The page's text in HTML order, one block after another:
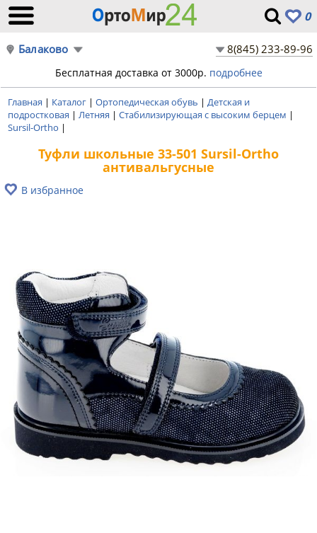
0
Балаково 8(845) 233-89-96
Бесплатная доставка от 3000р. подробнее
Главная | Каталог | Ортопедическая обувь | Детская и
подростковая | Летняя | Стабилизирующая с высоким берцем |
Sursil-Ortho |
Туфли школьные 33-501 Sursil-Ortho
антивальгусные
В избранное